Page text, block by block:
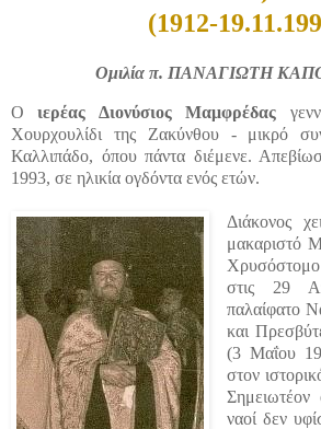
(1912-
Ομιλία π. ΠΑΝΑΓΙΩΤΗ
Οιερέας Διονύσιος Μαμφρέδας
Χουρχουλίδι της Ζακύνθου - μικρό
Καλλιπάδο, όπου πάντα διέμενε.
1993, σε ηλικία ογδόντα ενός ετών.
Διάκονος
μακαριστό
στις 29
παλαίφατο
και
(3 Μαΐου
στον
Σημειωτέον
ναοί δεν